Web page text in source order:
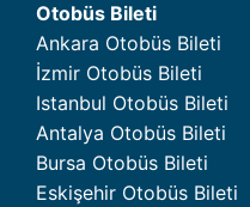
Otobüs Bileti
Ankara Otobüs Bileti
İzmir Otobüs Bileti
Istanbul Otobüs Bileti
Antalya Otobüs Bileti
Bursa Otobüs Bileti
Eskişehir Otobüs Bileti